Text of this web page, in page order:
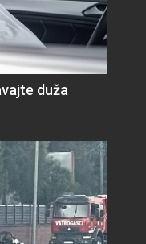
duža